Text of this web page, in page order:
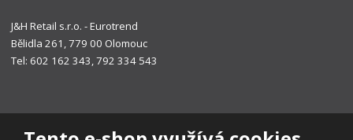
J&H Retail s.r.o. - Eurotrend
Bělidla 261, 779 00 Olomouc
Tel: 602 162 343, 792 334 543